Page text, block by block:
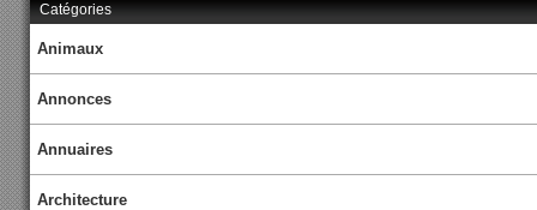
Catégories
Animaux
Annonces
Annuaires
Architecture